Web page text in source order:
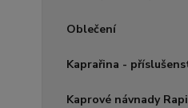
Oblečení
Kaprařina -
Kaprové návnady